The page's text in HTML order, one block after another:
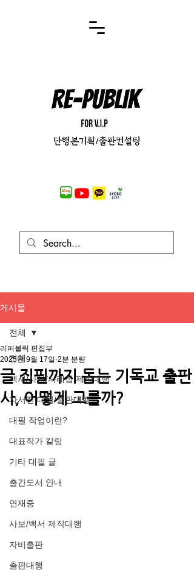
게시물
전체
백서/사사/사례집 제작대행
자서전 대필/출판대행
대필 작업이란?
대표작가 칼럼
기타 대필 글
출간도서 안내
연재중
사보/백서 제작대행
자비출판
출판대행
전체
글 집필까지 돕는 기독교 출판
사, 어떻게 고를까?
리퍼블릭 편집부
2025년 9월 17일 2분 분량